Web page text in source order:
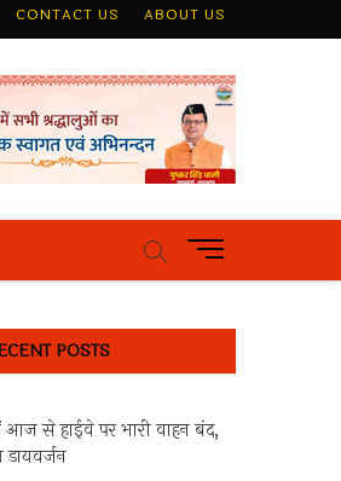
CONTACT US ABOUT US
M
e
u
u
t
POSTS
में आज से हाईवे पर भारी वाहन बंद,